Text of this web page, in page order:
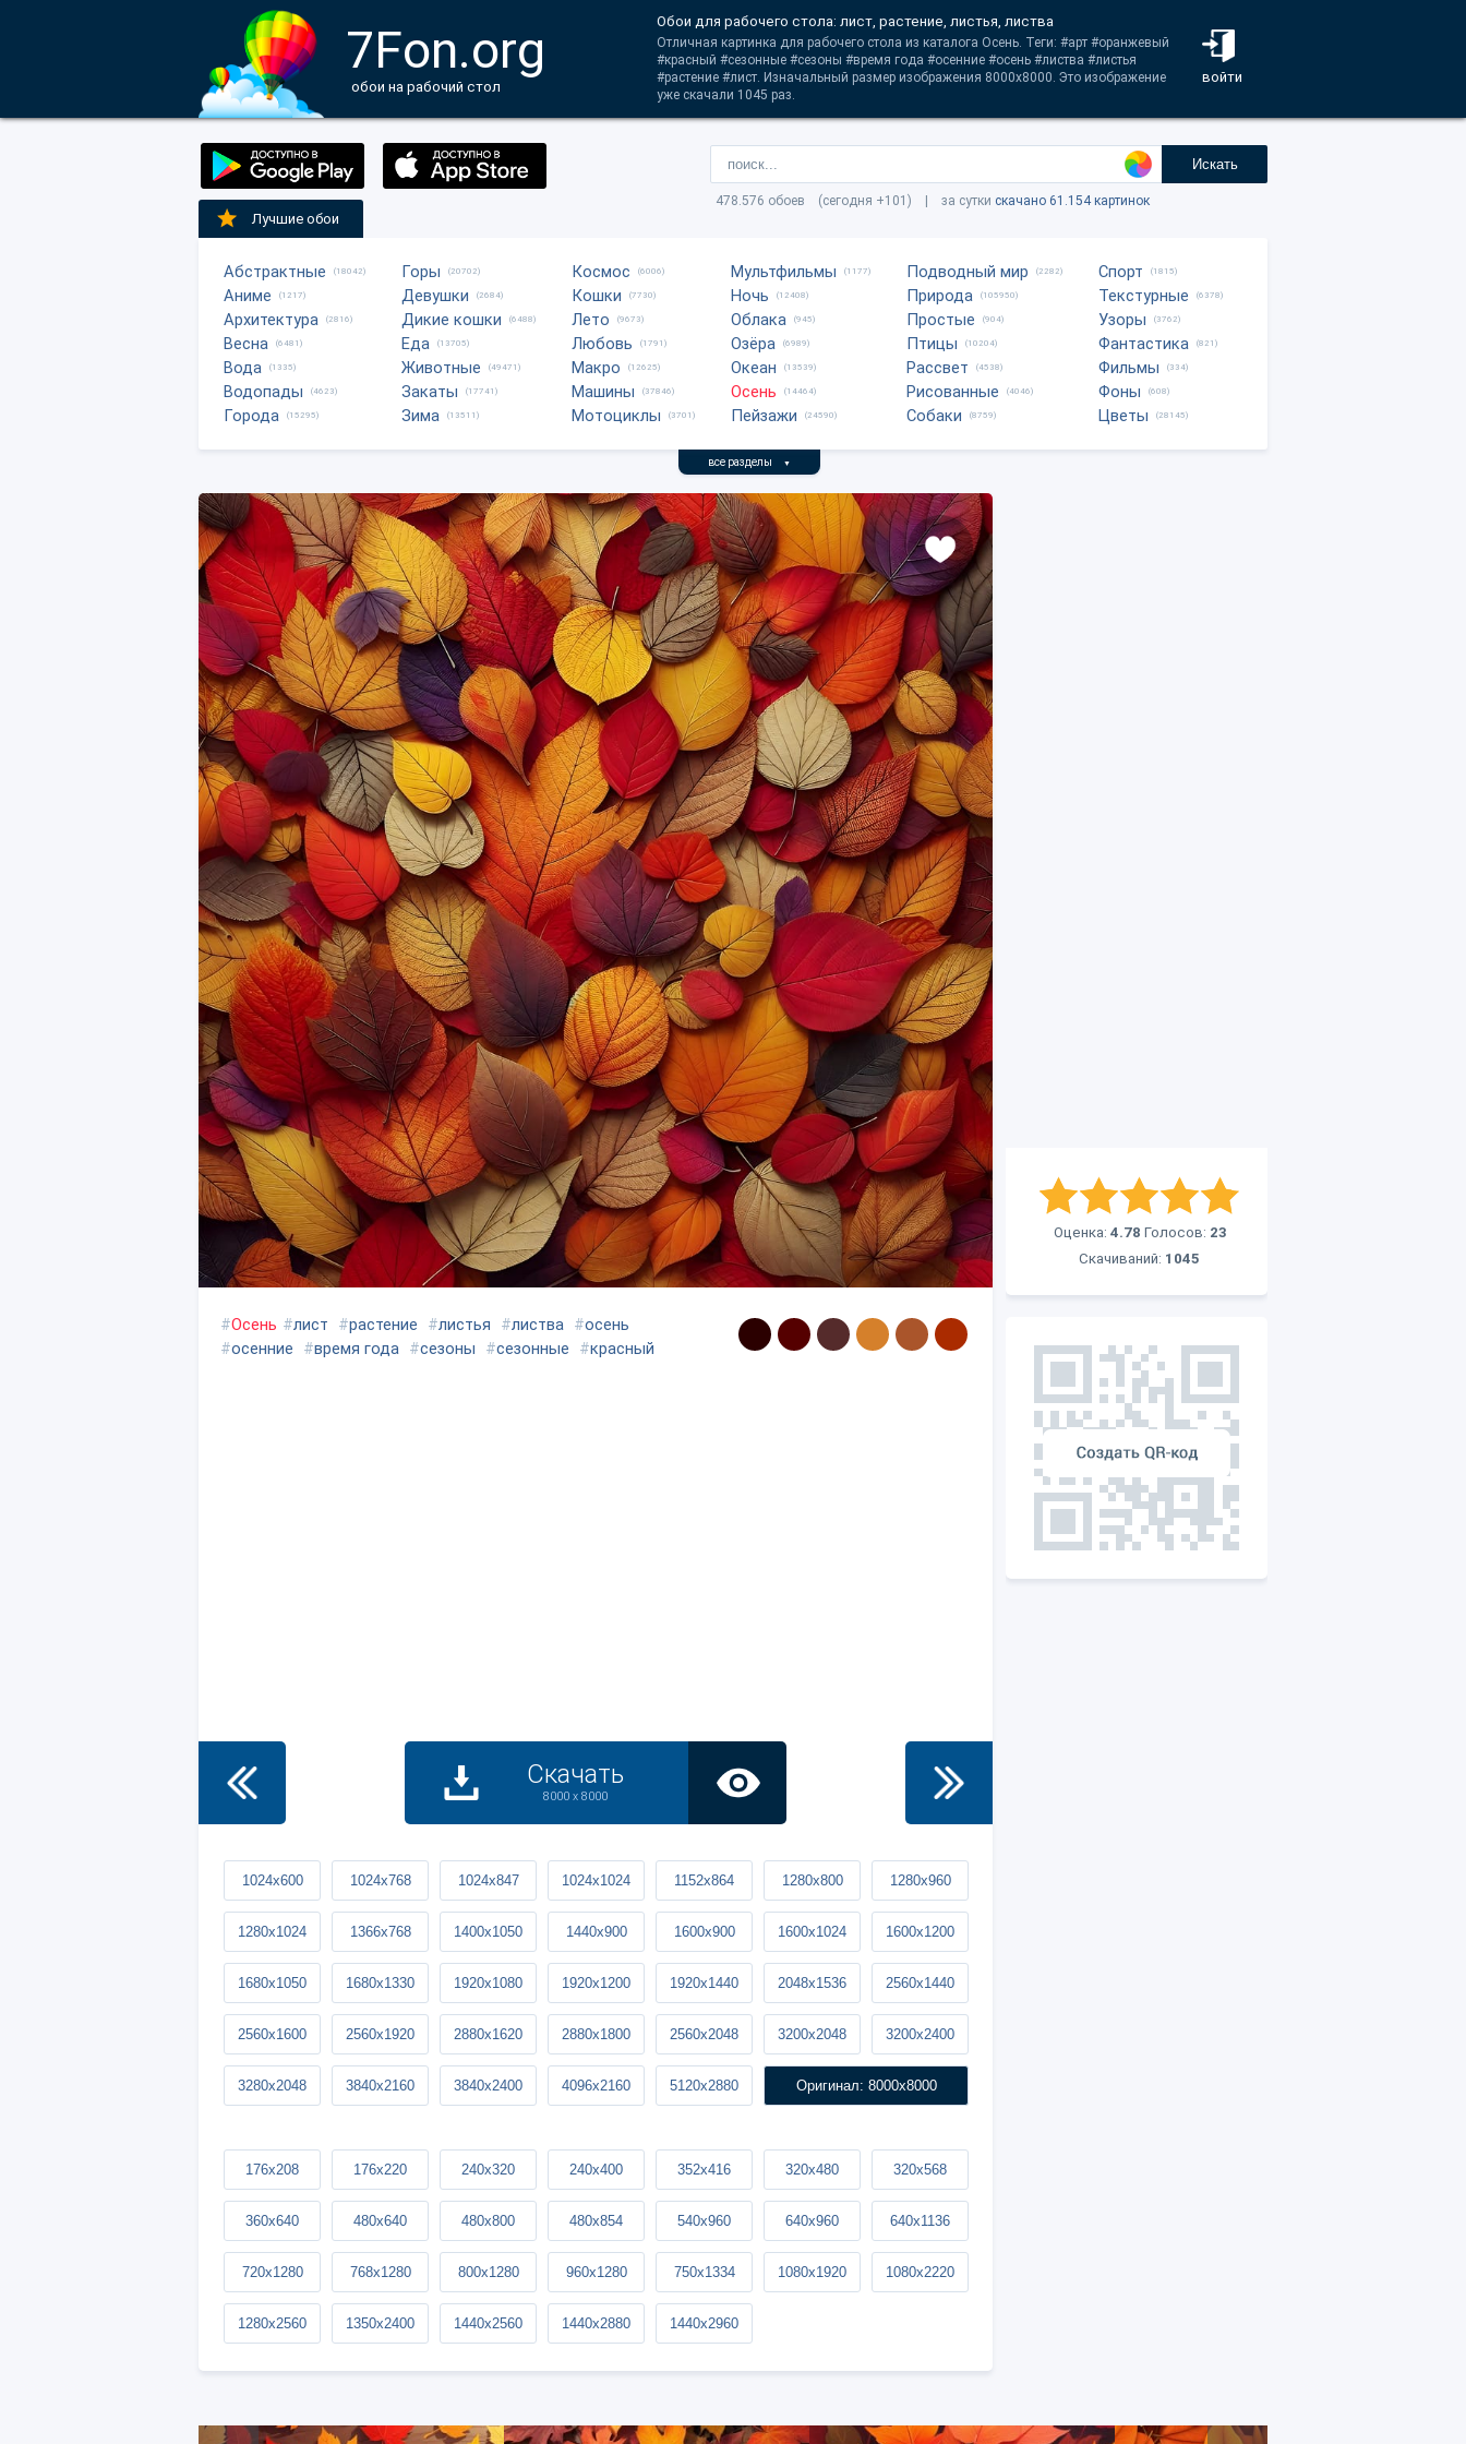
7Fon.org
обои на рабочий стол
войти
Обои для рабочего стола: лист, растение, листья, листва
Отличная картинка для рабочего стола из каталога Осень. Теги: #арт #оранжевый
#красный #сезонные #сезоны #время года #осенние #осень #листва #листья
#растение #лист. Изначальный размер изображения 8000x8000. Это изображение
уже скачали 1045 раз.
Искать
478.576 обоев (сегодня +101) | за сутки скачано 61.154 картинок
Лучшие обои
Абстрактные (18042)
Аниме (1217)
Архитектура (2816)
Весна (6481)
Вода (1335)
Водопады (4623)
Города (15295)
Горы (20702)
Девушки (2684)
Дикие кошки (6488)
Еда (13705)
Животные (49471)
Закаты (17741)
Зима (13511)
Космос (6006)
Кошки (7730)
Лето (9673)
Любовь (1791)
Макро (12625)
Машины (37846)
Мотоциклы (3701)
Мультфильмы (1177)
Ночь (12408)
Облака (945)
Озёра (6989)
Океан (13539)
Осень (14464)
Пейзажи (24590)
Подводный мир (2282)
Природа (105950)
Простые (904)
Птицы (10204)
Рассвет (4538)
Рисованные (4046)
Собаки (8759)
Спорт (1815)
Текстурные (6378)
Узоры (3762)
Фантастика (821)
Фильмы (334)
Фоны (608)
Цветы (28145)
все разделы ▼
Оценка: 4.78 Голосов: 23
Скачиваний: 1045
#Осень #лист #растение #листья #листва #осень
#осенние #время года #сезоны #сезонные #красный
Скачать
8000 x 8000
1024x600 1024x768 1024x847 1024x1024 1152x864 1280x800 1280x960
1280x1024 1366x768 1400x1050 1440x900 1600x900 1600x1024 1600x1200
1680x1050 1680x1330 1920x1080 1920x1200 1920x1440 2048x1536 2560x1440
2560x1600 2560x1920 2880x1620 2880x1800 2560x2048 3200x2048 3200x2400
3280x2048 3840x2160 3840x2400 4096x2160 5120x2880 Оригинал: 8000x8000
176x208 176x220 240x320 240x400 352x416 320x480 320x568
360x640 480x640 480x800 480x854 540x960 640x960 640x1136
720x1280 768x1280 800x1280 960x1280 750x1334 1080x1920 1080x2220
1280x2560 1350x2400 1440x2560 1440x2880 1440x2960